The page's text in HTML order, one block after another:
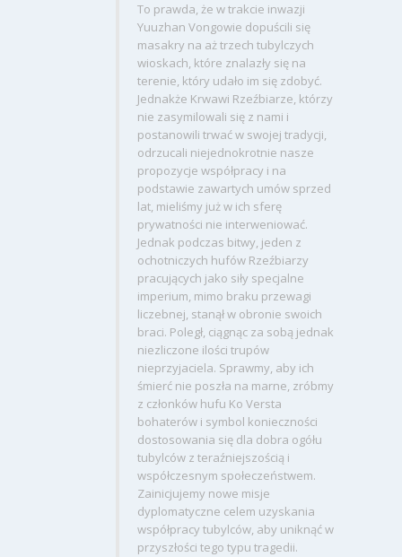
To prawda, że w trakcie inwazji
Yuuzhan Vongowie dopuścili się
masakry na aż trzech tubylczych
wioskach, które znalazły się na
terenie, który udało im się zdobyć.
Jednakże Krwawi Rzeźbiarze, którzy
nie zasymilowali się z nami i
postanowili trwać w swojej tradycji,
odrzucali niejednokrotnie nasze
propozycje współpracy i na
podstawie zawartych umów sprzed
lat, mieliśmy już w ich sferę
prywatności nie interweniować.
Jednak podczas bitwy, jeden z
ochotniczych hufów Rzeźbiarzy
pracujących jako siły specjalne
imperium, mimo braku przewagi
liczebnej, stanął w obronie swoich
braci. Poległ, ciągnąc za sobą jednak
niezliczone ilości trupów
nieprzyjaciela. Sprawmy, aby ich
śmierć nie poszła na marne, zróbmy
z członków hufu Ko Versta
bohaterów i symbol konieczności
dostosowania się dla dobra ogółu
tubylców z teraźniejszością i
współczesnym społeczeństwem.
Zainicjujemy nowe misje
dyplomatyczne celem uzyskania
współpracy tubylców, aby uniknąć w
przyszłości tego typu tragedii.